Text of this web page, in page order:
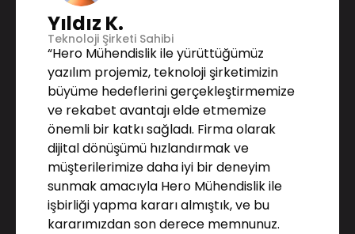
Yıldız K.
Teknoloji Şirketi Sahibi
“Hero Mühendislik ile yürüttüğümüz
yazılım projemiz, teknoloji şirketimizin
büyüme hedeflerini gerçekleştirmemize
ve rekabet avantajı elde etmemize
önemli bir katkı sağladı. Firma olarak
dijital dönüşümü hızlandırmak ve
müşterilerimize daha iyi bir deneyim
sunmak amacıyla Hero Mühendislik ile
işbirliği yapma kararı almıştık, ve bu
kararımızdan son derece memnunuz.